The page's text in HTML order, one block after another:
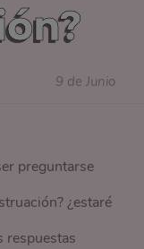
9 de Junio
preguntarse
¿estaré
respuestas